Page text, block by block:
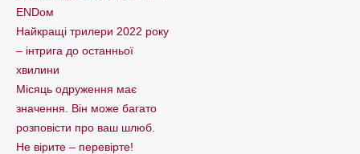
ENDом
Найкращі трилери 2022 року
– інтрига до останньої
хвилини
Місяць одруження має
значення. Він може багато
розповісти про ваш шлюб.
Не вірите – перевірте!